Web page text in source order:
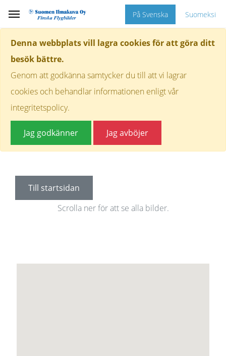
Denna webbplats vill lagra cookies för att göra ditt
besök bättre.
Genom att godkänna samtycker du till att vi lagrar
cookies och behandlar informationen enligt vår
integritetspolicy.
Jag godkänner Jag avböjer
På Svenska Suomeksi
Till startsidan
Scrolla ner för att se alla bilder.